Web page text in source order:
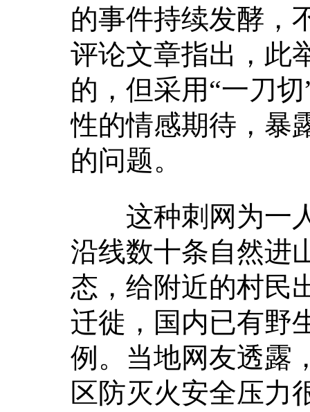
的事件持续发酵，
评论文章指出，此
的，但采用“一刀
性的情感期待，暴
的问题。
这种刺网为一人
沿线数十条自然进
态，给附近的村民
迁徙，国内已有野
例。当地网友透露
区防灭火安全压力